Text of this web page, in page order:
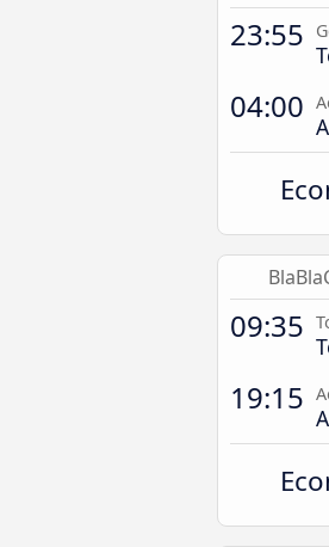
23:55
04:00
09:35
19:15